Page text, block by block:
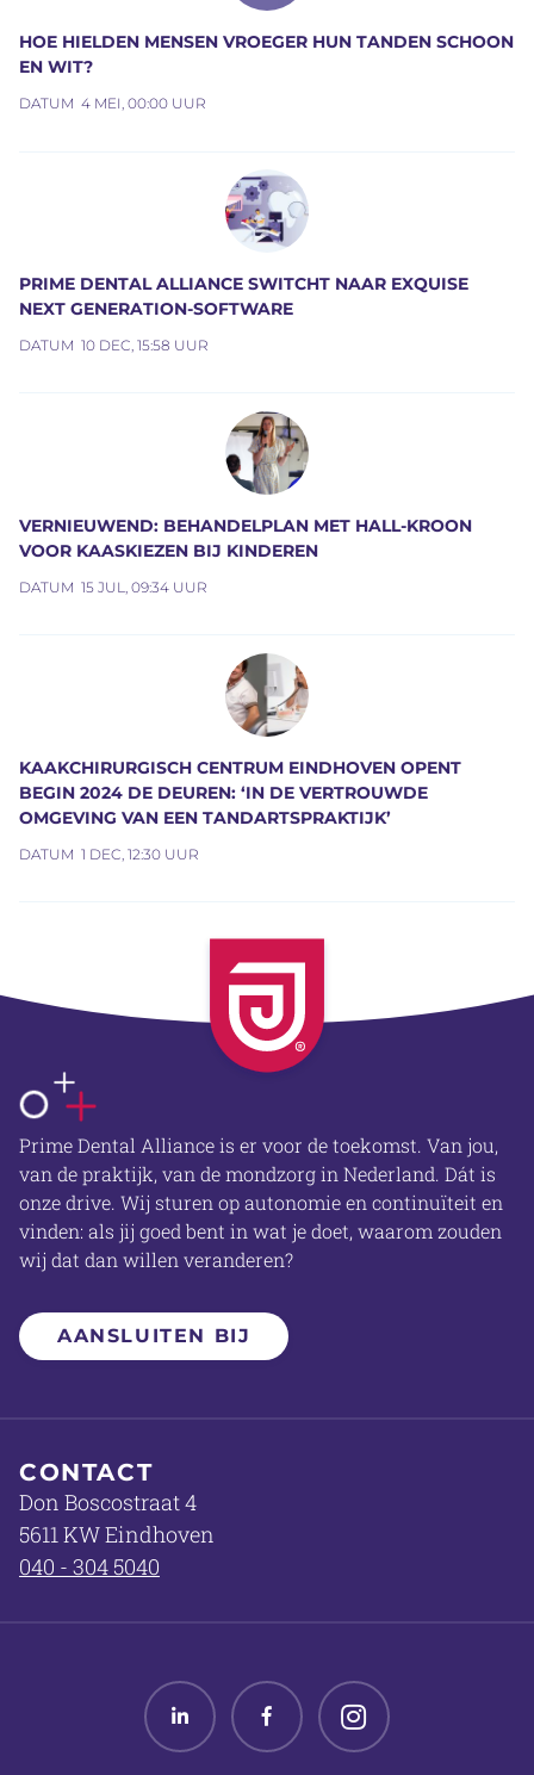
HOE HIELDEN MENSEN VROEGER HUN TANDEN SCHOON
EN WIT?
DATUM 4 MEI, 00:00 UUR
PRIME DENTAL ALLIANCE SWITCHT NAAR EXQUISE
NEXT GENERATION-SOFTWARE
DATUM 10 DEC, 15:58 UUR
VERNIEUWEND: BEHANDELPLAN MET HALL-KROON
VOOR KAASKIEZEN BIJ KINDEREN
DATUM 15 JUL, 09:34 UUR
KAAKCHIRURGISCH CENTRUM EINDHOVEN OPENT
BEGIN 2024 DE DEUREN: ‘IN DE VERTROUWDE
OMGEVING VAN EEN TANDARTSPRAKTIJK’
DATUM 1 DEC, 12:30 UUR
OVER ONS
Prime Dental Alliance is er voor de toekomst. Van jou,
van de praktijk, van de mondzorg in Nederland. Dát is
onze drive. Wij sturen op autonomie en continuïteit en
vinden: als jij goed bent in wat je doet, waarom zouden
wij dat dan willen veranderen?
AANSLUITEN BIJ
CONTACT
Don Boscostraat 4
5611 KW Eindhoven
040 - 304 5040
Linked inFacebookTwitter